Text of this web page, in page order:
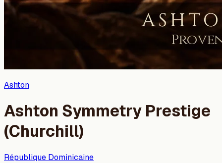
Ashton
Ashton Symmetry Prestige
(Churchill)
République Dominicaine